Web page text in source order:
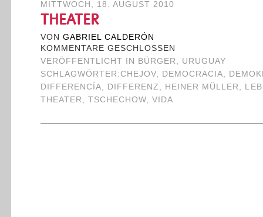
MITTWOCH, 18. AUGUST 2010
THEATER
VON GABRIEL CALDERÓN
KOMMENTARE GESCHLOSSEN
VERÖFFENTLICHT IN
BÜRGER , URUGUAY
SCHLAGWÖRTER:CHEJOV, DEMOCRACIA,
DIFFERENCÍA, DIFFERENZ , HEINER MÜLLER ,
THEATER , TSCHECHOW,VIDA